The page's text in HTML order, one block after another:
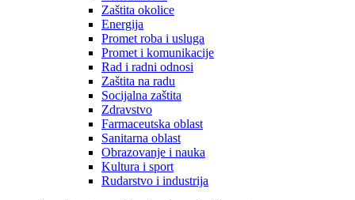
Zaštita okolice
Energija
Promet roba i usluga
Promet i komunikacije
Rad i radni odnosi
Zaštita na radu
Socijalna zaštita
Zdravstvo
Farmaceutska oblast
Sanitarna oblast
Obrazovanje i nauka
Kultura i sport
Rudarstvo i industrija